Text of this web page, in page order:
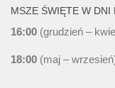
MSZE ŚWIĘTE W DNI
16:00 (grudzień –
18:00 (maj –